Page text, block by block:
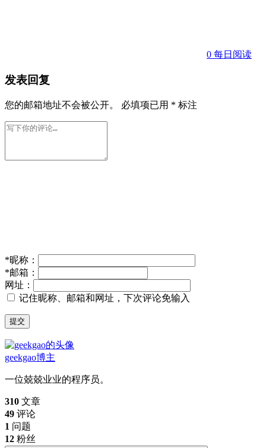
0 每日阅读
发表回复
您的邮箱地址不会被公开。 必填项已用 * 标注
*昵称：
*邮箱：
网址：
记住昵称、邮箱和网址，下次评论免输入
提交
geekgao博主
一位兢兢业业的程序员。
310 文章
49 评论
1 问题
12 粉丝